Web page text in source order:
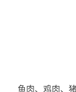
鱼肉、鸡肉、